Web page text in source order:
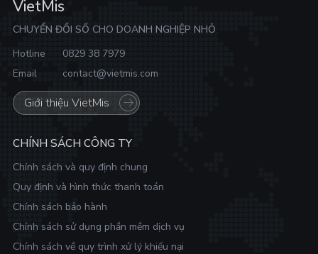
VietMis
CHUYỂN ĐỔI SỐ CHO DOANH NGHIỆP NHỎ
Hotline
0829 38 7979
Email
contact@vietmis.com
Giới thiệu VietMis
CHÍNH SÁCH CÔNG TY
Chính sách và quy định chung
Quy định và hình thức thanh toán
Chính sách bảo hành
Chính sách sử dụng phần mềm dịch vụ
Chính sách về quy trình xử lý khiếu nại